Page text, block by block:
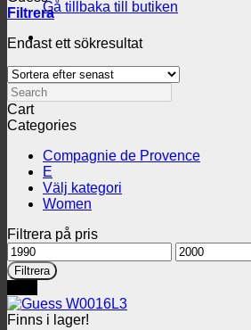
Gå tillbaka till butiken
Filtrera
Endast ett sökresultat
Search
Cart
Categories
Compagnie de Provence
E
Välj kategori
Women
Filtrera på pris
Min
pris
Max
pris
Filtrera
Finns i lager!